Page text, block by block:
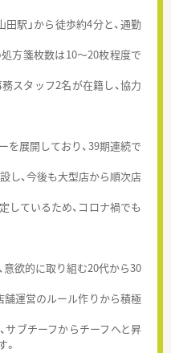
駅」から徒歩約4分と、通勤
方箋枚数は10～20枚程度で
スタッフ2名が在籍し、協力
展開しており、39期連続で
し、今後も大型店から順次店
ているため、コロナ禍でも
欲的に取り組む20代から30
運営のルール作りから積極
ブチーフからチーフへと昇